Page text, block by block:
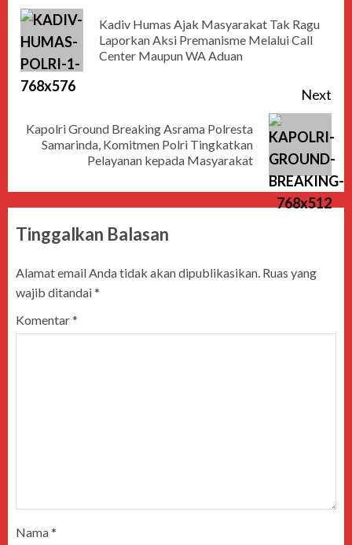
Kadiv Humas Ajak Masyarakat Tak Ragu
Laporkan Aksi Premanisme Melalui Call
Center Maupun WA Aduan
Next
Kapolri Ground Breaking Asrama Polresta
Samarinda, Komitmen Polri Tingkatkan
Pelayanan kepada Masyarakat
Tinggalkan Balasan
Alamat email Anda tidak akan dipublikasikan. Ruas yang
wajib ditandai*
Komentar*
Nama*